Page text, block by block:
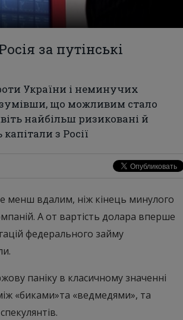
за путінські
України і неминучих
що можливим стало
найбільш ризиковані й
з Росії
менш вдалим, ніж кінець минулого
А от вартість долара вперше
федерального займу
паніку в класичному значенні
«биками»та «ведмедями», та